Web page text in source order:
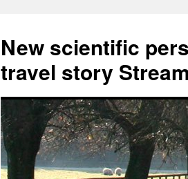
New scientific
travel story